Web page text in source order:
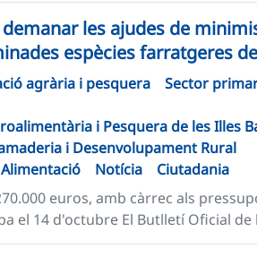
les ajudes de
espècies farratgeres
agrària i pesquera
Sector
i Pesquera de les Illes
i Desenvolupament Rural
Notícia
Ciutadania
euros, amb càrrec als
el 14 d'octubre El Butlletí Oficial de